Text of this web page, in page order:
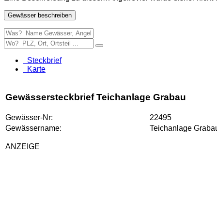
Gewässer beschreiben
Steckbrief
Karte
Gewässersteckbrief Teichanlage Grabau
Gewässer-Nr:
22495
Gewässername:
Teichanlage
ANZEIGE